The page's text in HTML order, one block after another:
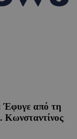
Έφυγε από τη
Κωνσταντίνος